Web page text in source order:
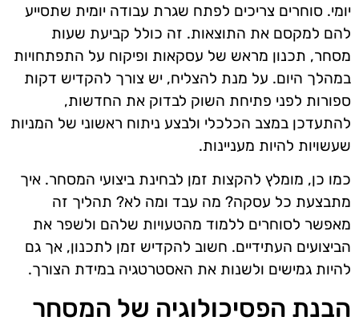
יומי. סוחרים צריכים לפתח שגרת עבודה יומית שתסייע
להם למקסם את התוצאות. זה כולל קביעת שעות
מסחר, תכנון מראש של עסקאות ופיקוח על התפתחויות
במהלך היום. על מנת להצליח, יש צורך להקדיש דקות
ספורות לפני פתיחת השוק לבדוק את החדשות,
להתעדכן במצב הכלכלי ולבצע ניתוח ראשוני של המניות
שעשויות להיות מעניינות.
כמו כן, מומלץ להקצות זמן לבחינת ביצועי המסחר. איך
מתבצעת כל עסקה? מה עבד ומה לא? תהליך זה
מאפשר לסוחרים ללמוד מהטעויות שלהם ולשפר את
הביצועים העתידיים. חשוב להקדיש זמן לתכנון, אך גם
להיות גמישים ולשנות את האסטרטגיה במידת הצורך.
הבנת הפסיכולוגיה של המסחר